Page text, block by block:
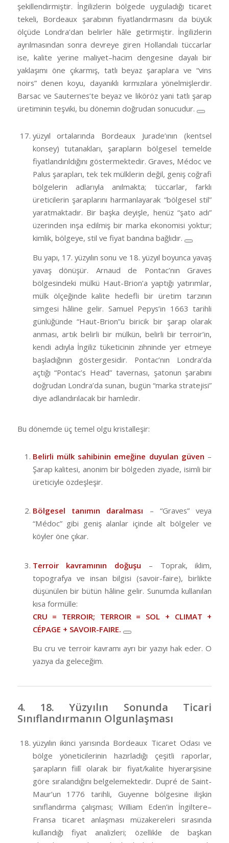
şekillendirmiştir. İngilizlerin bölgede uyguladığı ticaret
tekeli, Bordeaux şarabının fiyatlandırmasını da büyük
ölçüde Londra’dan belirler hâle getirmiştir. İngilizlerin
ayrılmasından sonra devreye giren Hollandalı tüccarlar
ise, kalite yerine maliyet–hacim dengesine dayalı bir
yaklaşımı öne çıkarmış, tatlı beyaz şaraplara ve “vins
noirs” denen koyu, dayanıklı kırmızılara yönelmişlerdir.
Barsac ve Sauternes’te beyaz ve liköröz yani tatlı şarap
üretiminin teşviki, bu dönemin doğrudan sonucudur.
yüzyıl ortalarında Bordeaux Jurade’ının (kentsel
konsey) tutanakları, şarapların bölgesel temelde
fiyatlandırıldığını göstermektedir. Graves, Médoc ve
Palus şarapları, tek tek mülklerin değil, geniş coğrafi
bölgelerin adlarıyla anılmakta; tüccarlar, farklı
üreticilerin şaraplarını harmanlayarak “bölgesel stil”
yaratmaktadır. Bir başka deyişle, henüz “şato adı”
üzerinden inşa edilmiş bir marka ekonomisi yoktur;
kimlik, bölgeye, stil ve fiyat bandına bağlıdır.
Bu yapı, 17. yüzyılın sonu ve 18. yüzyıl boyunca yavaş
yavaş dönüşür. Arnaud de Pontac’nın Graves
bölgesindeki mülkü Haut-Brion’a yaptığı yatırımlar,
mülk ölçeğinde kalite hedefli bir üretim tarzının
simgesi hâline gelir. Samuel Pepys’in 1663 tarihli
günlüğünde “Haut-Brion”u biricik bir şarap olarak
anması, artık belirli bir mülkün, belirli bir terroir’in,
kendi adıyla İngiliz tüketicinin zihninde yer etmeye
başladığının göstergesidir. Pontac’nın Londra’da
açtığı “Pontac’s Head” tavernası, şatonun şarabını
doğrudan Londra’da sunan, bugün “marka stratejisi”
diye adlandırılacak bir hamledir.
Bu dönemde üç temel olgu kristalleşir:
Belirli mülk sahibinin emeğine duyulan güven –
Şarap kalitesi, anonim bir bölgeden ziyade, isimli bir
üreticiyle özdeşleşir.
Bölgesel tanımın daralması – “Graves” veya
“Médoc” gibi geniş alanlar içinde alt bölgeler ve
köyler öne çıkar.
Terroir kavramının doğuşu – Toprak, iklim,
topografya ve insan bilgisi (savoir-faire), birlikte
düşünülen bir bütün hâline gelir. Sunumda kullanılan
kısa formülle:
CRU = TERROIR; TERROIR = SOL + CLIMAT +
CÉPAGE + SAVOIR-FAIRE.
Bu cru ve terroir kavramı ayrı bir yazıyı hak eder. O
yazıya da geleceğim.
4. 18. Yüzyılın Sonunda Ticari
Sınıflandırmanın Olgunlaşması
yüzyılın ikinci yarısında Bordeaux Ticaret Odası ve
bölge yöneticilerinin hazırladığı çeşitli raporlar,
şarapların fiilî olarak bir fiyat/kalite hiyerarşisine
göre sıralandığını belgelemektedir. Dupré de Saint-
Maur’un 1776 tarihli, Guyenne bölgesine ilişkin
sınıflandırma çalışması; William Eden’in İngiltere–
Fransa ticaret anlaşması müzakereleri sırasında
kullandığı fiyat analizleri; özellikle de başkan